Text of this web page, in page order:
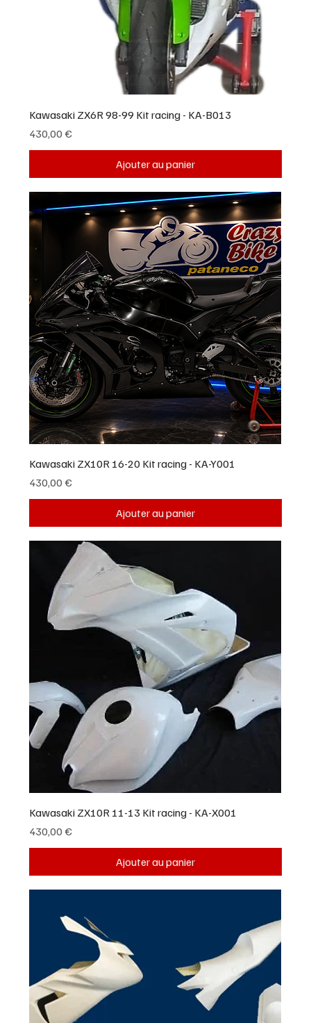
Kawasaki ZX6R 98-99 Kit racing - KA-B013
Prix
430,00 €
Ajouter au panier
Kawasaki ZX10R 16-20 Kit racing - KA-Y001
Prix
430,00 €
Ajouter au panier
Kawasaki ZX10R 11-13 Kit racing - KA-X001
Prix
430,00 €
Ajouter au panier